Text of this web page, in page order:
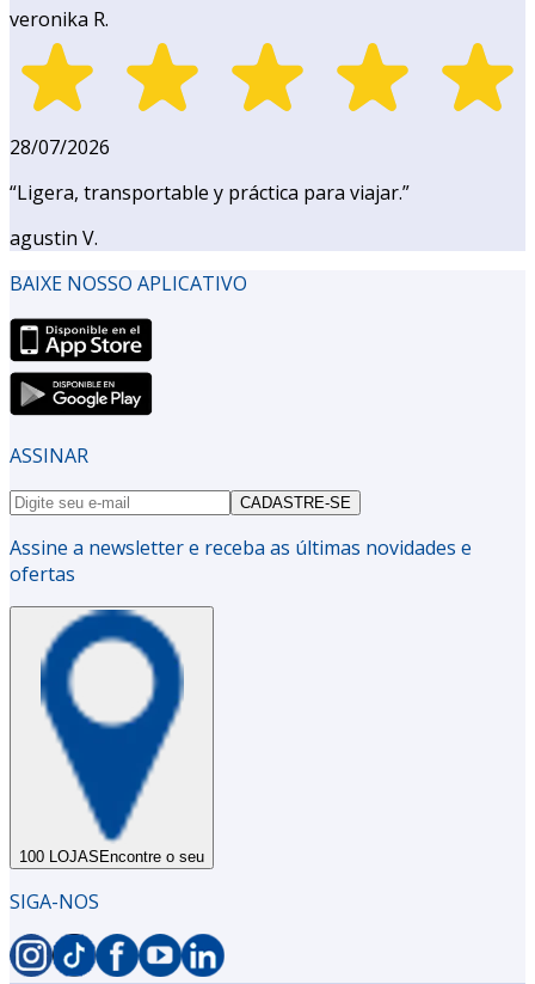
veronika R.
28/07/2026
“Ligera, transportable y práctica para viajar.”
agustin V.
BAIXE NOSSO APLICATIVO
ASSINAR
CADASTRE-SE
Assine a newsletter e receba as últimas novidades e
ofertas
100 LOJAS Encontre o seu
SIGA-NOS